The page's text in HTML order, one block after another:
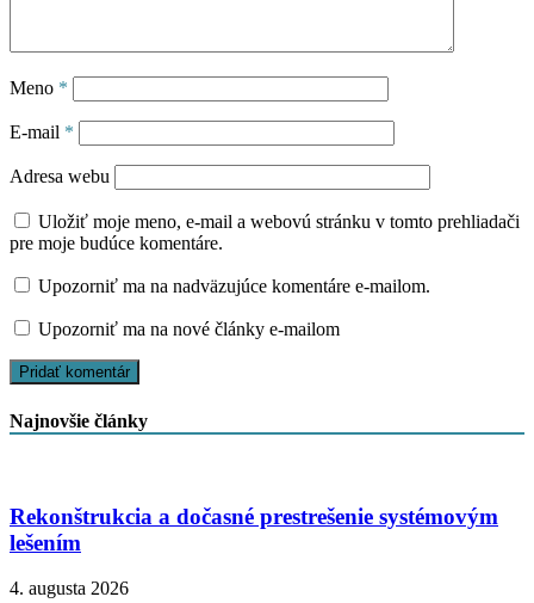
Meno *
E-mail *
Adresa webu
Uložiť moje meno, e-mail a webovú stránku v tomto prehliadači
pre moje budúce komentáre.
Upozorniť ma na nadväzujúce komentáre e-mailom.
Upozorniť ma na nové články e-mailom
Najnovšie články
Rekonštrukcia a dočasné prestrešenie systémovým
lešením
4. augusta 2026